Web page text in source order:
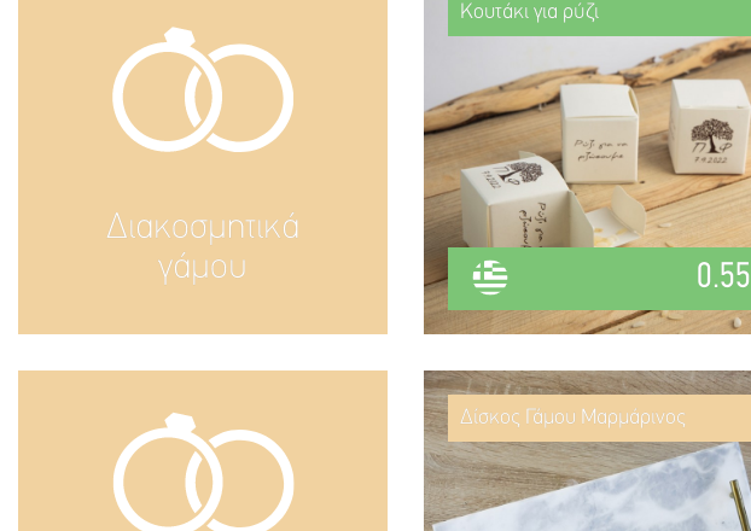
Διακοσμητικά
γάμου
Κουτάκι για ρύζι
0.55
Δίσκος Γάμου Μαρμάρινος